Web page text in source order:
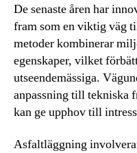
De senaste åren har
fram som en viktig väg
metoder kombinerar
egenskaper, vilket
utseendemässiga.
anpassning till tekniska
kan ge upphov till
Asfaltläggning